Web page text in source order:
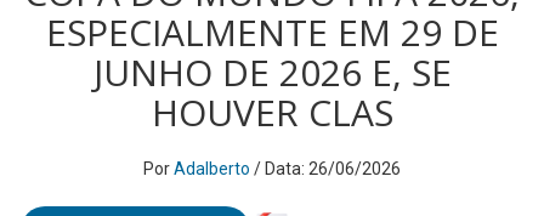
ESPECIALMENTE EM 29 DE
JUNHO DE 2026 E, SE
HOUVER CLAS
PorAdalberto / Data: 26/06/2026